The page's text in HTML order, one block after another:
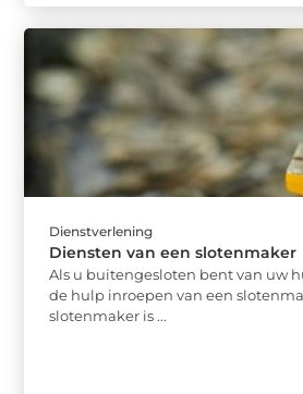
Dienstverlening
Diensten van een slotenmaker
Als u buitengesloten bent van uw
de hulp inroepen van een
slotenmaker is ...